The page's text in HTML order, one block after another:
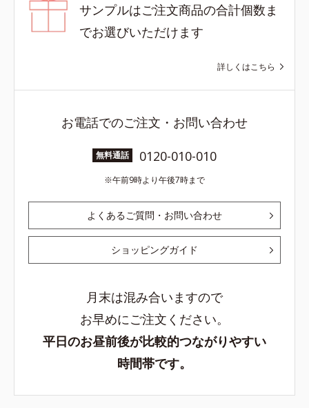
サンプルはご注文商品の合計個数ま
でお選びいただけます
詳しくはこちら
お電話でのご注文・お問い合わせ
無料通話 0120-010-010
午前9時より午後7時まで
よくあるご質問・お問い合わせ
ショッピングガイド
月末は混み合いますので
お早めにご注文ください。
平日のお昼前後が比較的つながりやすい
時間帯です。